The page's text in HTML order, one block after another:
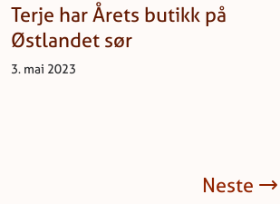
Terje har Årets butikk på
Østlandet sør
3. mai 2023
Neste